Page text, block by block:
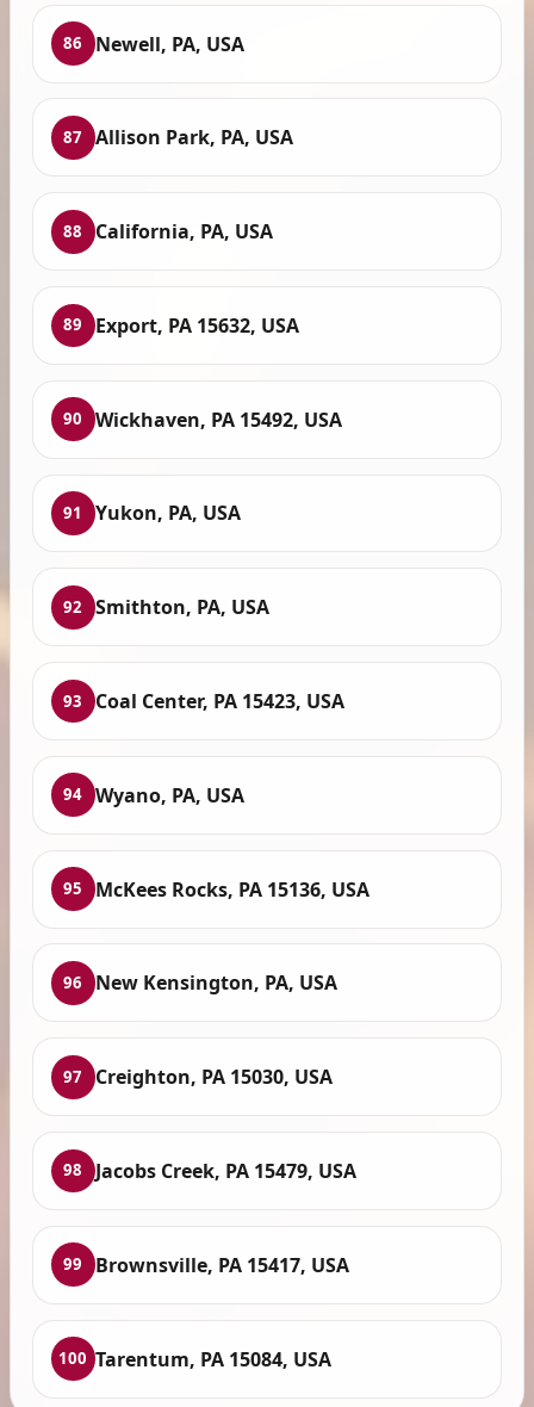
86 Newell, PA, USA
87 Allison Park, PA, USA
88 California, PA, USA
89 Export, PA 15632, USA
90 Wickhaven, PA 15492, USA
91 Yukon, PA, USA
92 Smithton, PA, USA
93 Coal Center, PA 15423, USA
94 Wyano, PA, USA
95 McKees Rocks, PA 15136, USA
96 New Kensington, PA, USA
97 Creighton, PA 15030, USA
98 Jacobs Creek, PA 15479, USA
99 Brownsville, PA 15417, USA
100 Tarentum, PA 15084, USA